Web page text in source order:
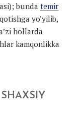
bunda temir
yo’yilib,
hollarda
kamqonlikka